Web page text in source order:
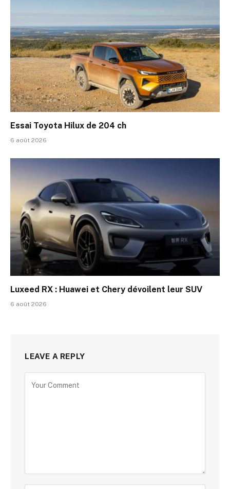
Essai Toyota Hilux de 204 ch
6 août 2026
Luxeed RX : Huawei et Chery dévoilent leur SUV
6 août 2026
LEAVE A REPLY